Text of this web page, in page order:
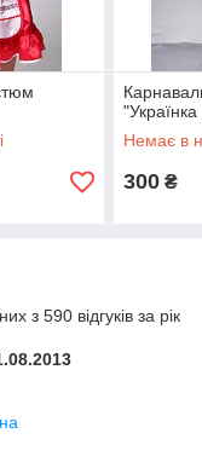
Немає в
300 ₴
з 590 відгуків за рік